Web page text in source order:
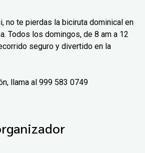
no te pierdas la biciruta dominical en
Todos los domingos, de 8 am a 12
seguro y divertido en la
llama al 999 583 0749